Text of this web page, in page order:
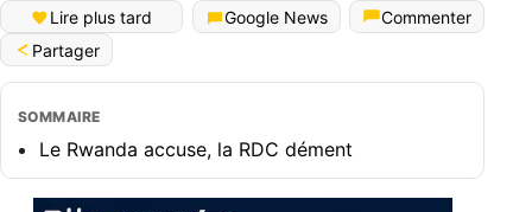
Lire plus tard Google News
Commenter
Partager
SOMMAIRE
Le Rwanda accuse, la RDC dément